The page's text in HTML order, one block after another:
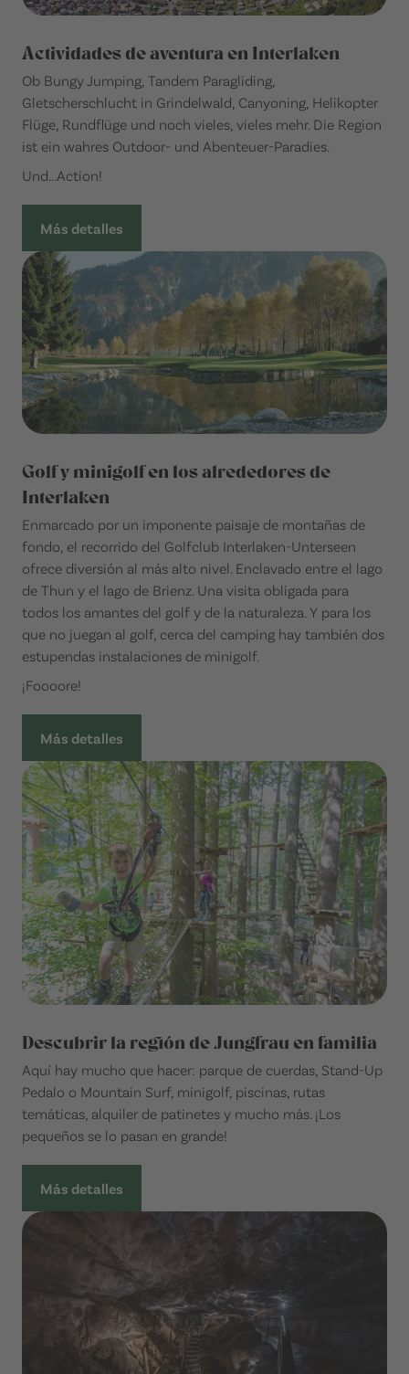
Actividades de aventura en Interlaken
Ob Bungy Jumping, Tandem Paragliding,
Gletscherschlucht in Grindelwald, Canyoning, Helikopter
Flüge, Rundflüge und noch vieles, vieles mehr. Die Region
ist ein wahres Outdoor- und Abenteuer-Paradies.
Und...Action!
Más detalles
Golf y minigolf en los alrededores de
Interlaken
Enmarcado por un imponente paisaje de montañas de
fondo, el recorrido del Golfclub Interlaken-Unterseen
ofrece diversión al más alto nivel. Enclavado entre el lago
de Thun y el lago de Brienz. Una visita obligada para
todos los amantes del golf y de la naturaleza. Y para los
que no juegan al golf, cerca del camping hay también dos
estupendas instalaciones de minigolf.
¡Foooore!
Más detalles
Descubrir la región de Jungfrau en familia
Aquí hay mucho que hacer: parque de cuerdas, Stand-Up
Pedalo o Mountain Surf, minigolf, piscinas, rutas
temáticas, alquiler de patinetes y mucho más. ¡Los
pequeños se lo pasan en grande!
Más detalles